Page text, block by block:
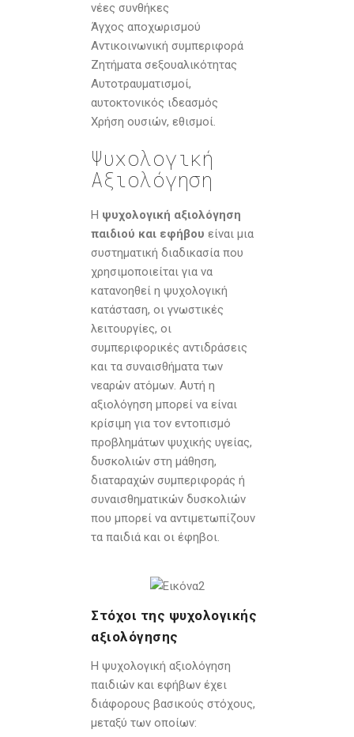
νέες συνθήκες
Άγχος αποχωρισμού
Αντικοινωνική συμπεριφορά
Ζητήματα σεξουαλικότητας
Αυτοτραυματισμοί,
αυτοκτονικός ιδεασμός
Χρήση ουσιών, εθισμοί.
Ψυχολογική
Αξιολόγηση
Η ψυχολογική αξιολόγηση
παιδιού και εφήβου είναι μια
συστηματική διαδικασία που
χρησιμοποιείται για να
κατανοηθεί η ψυχολογική
κατάσταση, οι γνωστικές
λειτουργίες, οι
συμπεριφορικές αντιδράσεις
και τα συναισθήματα των
νεαρών ατόμων. Αυτή η
αξιολόγηση μπορεί να είναι
κρίσιμη για τον εντοπισμό
προβλημάτων ψυχικής υγείας,
δυσκολιών στη μάθηση,
διαταραχών συμπεριφοράς ή
συναισθηματικών δυσκολιών
που μπορεί να αντιμετωπίζουν
τα παιδιά και οι έφηβοι.
Στόχοι της ψυχολογικής
αξιολόγησης
Η ψυχολογική αξιολόγηση
παιδιών και εφήβων έχει
διάφορους βασικούς στόχους,
μεταξύ των οποίων: